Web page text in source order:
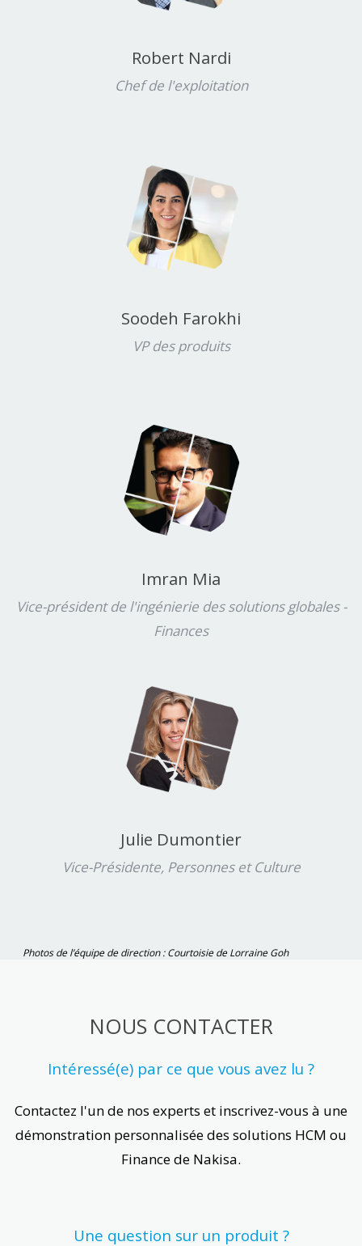
Robert Nardi
Chef de l'exploitation
Soodeh Farokhi
VP des produits
Imran Mia
Vice-président de l'ingénierie des solutions globales -
Finances
Julie Dumontier
Vice-Présidente, Personnes et Culture
Photos de l’équipe de direction : Courtoisie de Lorraine Goh
NOUS CONTACTER
Intéressé(e) par ce que vous avez lu ?
Contactez l'un de nos experts et inscrivez-vous à une
démonstration personnalisée des solutions HCM ou
Finance de Nakisa.
Une question sur un produit ?